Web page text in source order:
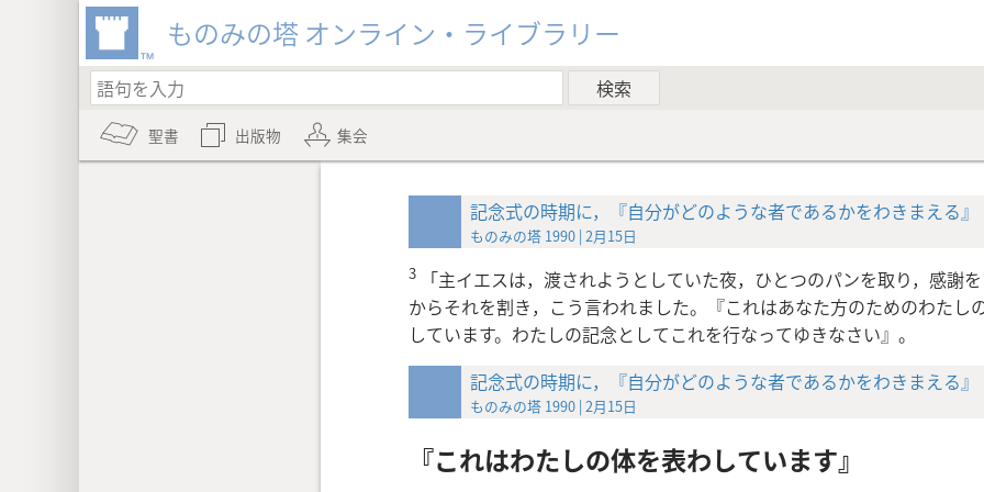
ものみの塔 オンライン・ライブラリー
聖書 出版物 集会
記念式の時期に，『自分がどのような者であるかをわきまえる』
ものみの塔 1990 | 2月15日
3
「主イエスは，渡されようとしていた夜，ひとつのパンを取り，感謝
からそれを割き，こう言われました。『これはあなた方のためのわたし
しています。わたしの記念としてこれを行なってゆきなさい』。
記念式の時期に，『自分がどのような者であるかをわきまえる』
ものみの塔 1990 | 2月15日
『これはわたしの体を表わしています』